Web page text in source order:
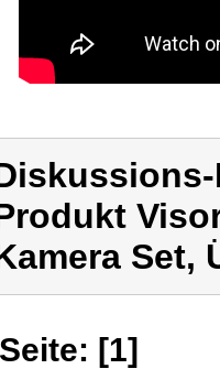
Set,
Seite: [1]